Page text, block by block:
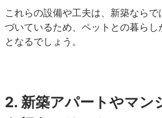
これらの設備や工夫は、新築なら
づいているため、ペットとの暮ら
となるでしょう。
2. 新築アパートやマン